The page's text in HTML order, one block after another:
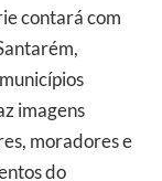
contará com
imagens
moradores e
do